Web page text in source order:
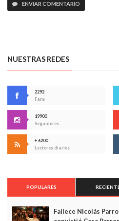
ENVIAR COMENTARIO
NUESTRAS REDES
2292
Fans
19900
Seguidores
+ 6200
Lectores diarios
POPULARES
Fallece Nicolás